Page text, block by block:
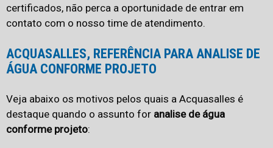
certificados, não perca a oportunidade de entrar em
contato com o nosso time de atendimento.
ACQUASALLES, REFERÊNCIA PARA ANALISE DE
ÁGUA CONFORME PROJETO
Veja abaixo os motivos pelos quais a Acquasalles é
destaque quando o assunto for analise de água
conforme projeto: